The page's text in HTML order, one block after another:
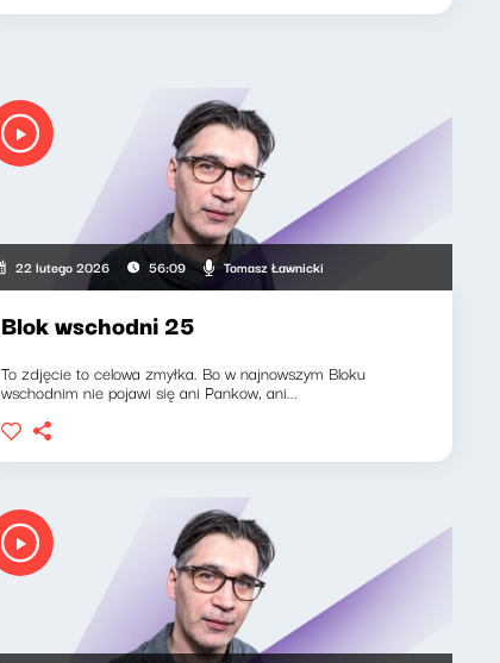
22 lutego 2026 56:09 Tomasz Ławnicki
Blok wschodni 25
To zdjęcie to celowa zmyłka. Bo w najnowszym Bloku
wschodnim nie pojawi się ani Pankow, ani...